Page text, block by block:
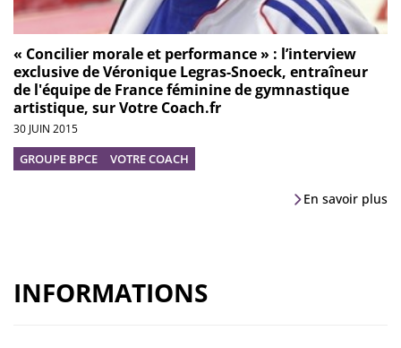
« Concilier morale et performance » : l’interview
exclusive de Véronique Legras-Snoeck, entraîneur
de l'équipe de France féminine de gymnastique
artistique, sur Votre Coach.fr
30 JUIN 2015
GROUPE BPCE VOTRE COACH
En savoir plus
INFORMATIONS